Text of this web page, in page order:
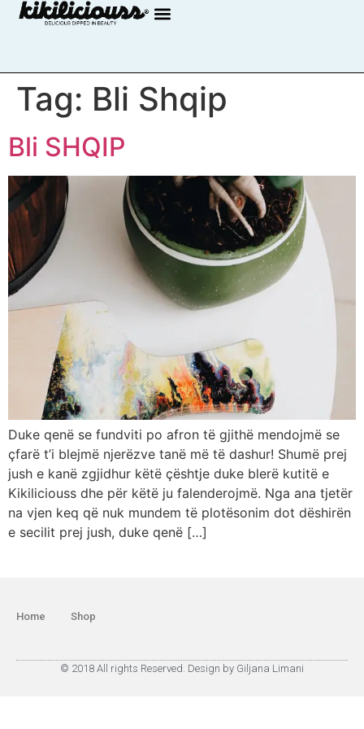
Tag: Bli Shqip
Bli SHQIP
Duke qenë se fundviti po afron të gjithë mendojmë se
çfarë t’i blejmë njerëzve tanë më të dashur! Shumë prej
jush e kanë zgjidhur këtë çështje duke blerë kutitë e
Kikiliciouss dhe për këtë ju falenderojmë. Nga ana tjetër
na vjen keq që nuk mundem të plotësonim dot dëshirën
e secilit prej jush, duke qenë […]
Home Shop
© 2018 All rights Reserved. Design by Giljana Limani